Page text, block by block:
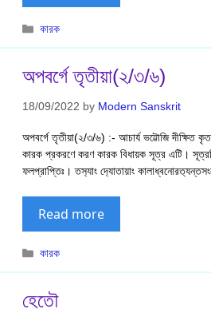
Categories
কারক
অপবর্গে তৃতীয়া(২/৩/৬)
18/09/2022 by Modern Sanskrit
অপবর্গে তৃতীয়া(২/৩/৬) :- আচার্য ভট্টোজি দীক্ষিত
কারক প্রকরণে করণ কারক বিধায়ক সূত্র এটি।
ফলপ্রাপ্তিঃ। তস‍্যাং দ‍্যোতায়াং
Read more
Categories
কারক
হেতৌ